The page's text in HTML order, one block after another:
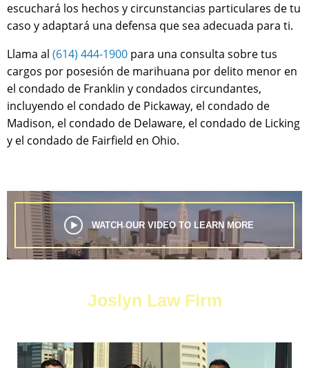
escuchará los hechos y circunstancias particulares de tu
caso y adaptará una defensa que sea adecuada para ti.
Llama al (614) 444-1900 para una consulta sobre tus
cargos por posesión de marihuana por delito menor en
el condado de Franklin y condados circundantes,
incluyendo el condado de Pickaway, el condado de
Madison, el condado de Delaware, el condado de Licking
y el condado de Fairfield en Ohio.
WATCH OUR VIDEO TO LEARN MORE
Joslyn Law Firm